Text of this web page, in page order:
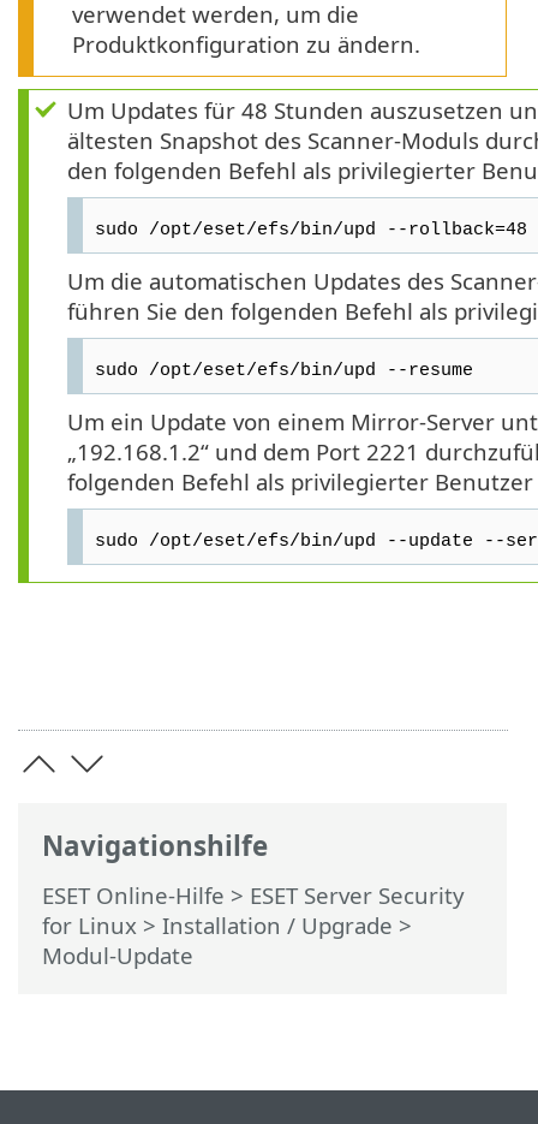
Navigationshilfe
ESET Online-Hilfe > ESET Server Security
for Linux > Installation / Upgrade >
Modul-Update
verwendet werden, um die
Produktkonfiguration zu ändern.
Um Updates für 48 Stunden auszusetzen
ältesten Snapshot des Scanner-Moduls
den folgenden Befehl als privilegierter
sudo /opt/eset/efs/bin/upd --rollback=48
Um die automatischen Updates des
führen Sie den folgenden Befehl als
sudo /opt/eset/efs/bin/upd --resume
Um ein Update von einem Mirror-Server
„192.168.1.2“ und dem Port 2221
folgenden Befehl als privilegierter Benutzer
sudo /opt/eset/efs/bin/upd --update --